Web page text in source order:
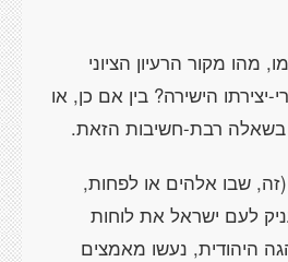
מקור הרעיון הציוני
יצירתו הישירה? בין אם כן, או
רבת-חשיבות הזאת.
שבו אלהים או לפחות,
לעם ישראל את לוחות
היהודית, נעשו מאמצים